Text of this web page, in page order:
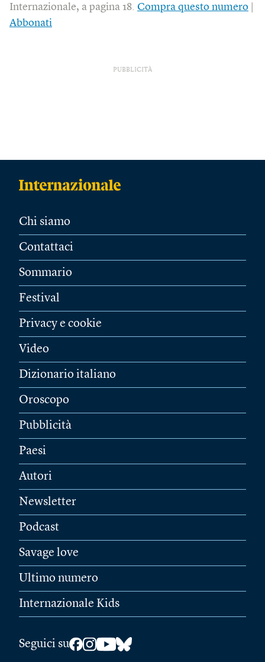
Internazionale, a pagina 18. Compra questo numero
Abbonati
PUBBLICITÀ
Chi siamo
Contattaci
Sommario
Festival
Privacy e cookie
Video
Dizionario italiano
Oroscopo
Pubblicità
Paesi
Autori
Newsletter
Podcast
Savage love
Ultimo numero
Internazionale Kids
Seguici su